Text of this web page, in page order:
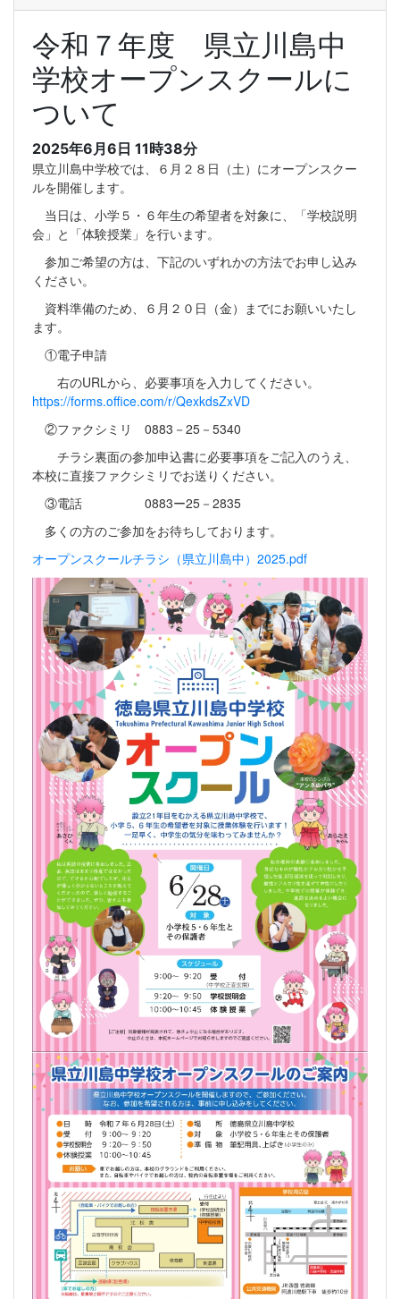
令和７年度 県立川島中
学校オープンスクールに
ついて
2025年6月6日 11時38分
県立川島中学校では、６月２８日（土）にオープンスクー
ルを開催します。
当日は、小学５・６年生の希望者を対象に、「学校説明
会」と「体験授業」を行います。
参加ご希望の方は、下記のいずれかの方法でお申し込み
ください。
資料準備のため、６月２０日（金）までにお願いいたし
ます。
①電子申請
右のURLから、必要事項を入力してください。
https://forms.office.com/r/QexkdsZxVD
②ファクシミリ 0883－25－5340
チラシ裏面の参加申込書に必要事項をご記入のうえ、
本校に直接ファクシミリでお送りください。
③電話 0883ー25－2835
多くの方のご参加をお待ちしております。
オープンスクールチラシ（県立川島中）2025.pdf